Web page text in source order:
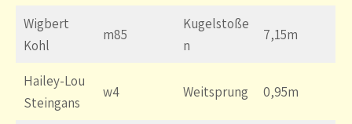
Wigbert
Kohl
m85
Kugelstoße
n
7,15m
Hailey-Lou
Steingans
w4 Weitsprung 0,95m